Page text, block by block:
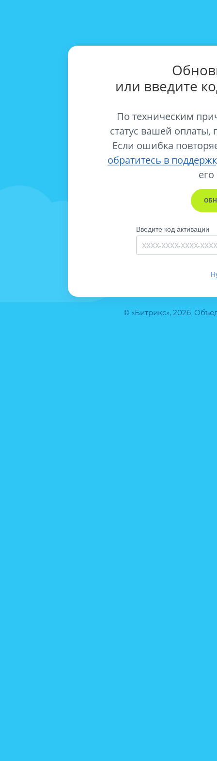
© «Битрикс», 2026.
или введите
По техническим
статус вашей оплаты,
Если ошибка
обратитесь в
его
Введите код активации